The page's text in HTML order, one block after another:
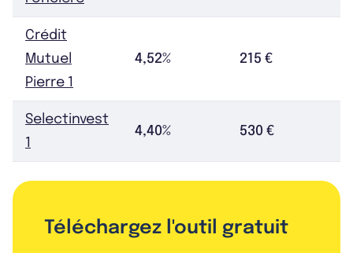
Crédit
Mutuel
Pierre 1
4,52% 215 €
Selectinvest
1
4,40% 530 €
Téléchargez l'outil gratuit